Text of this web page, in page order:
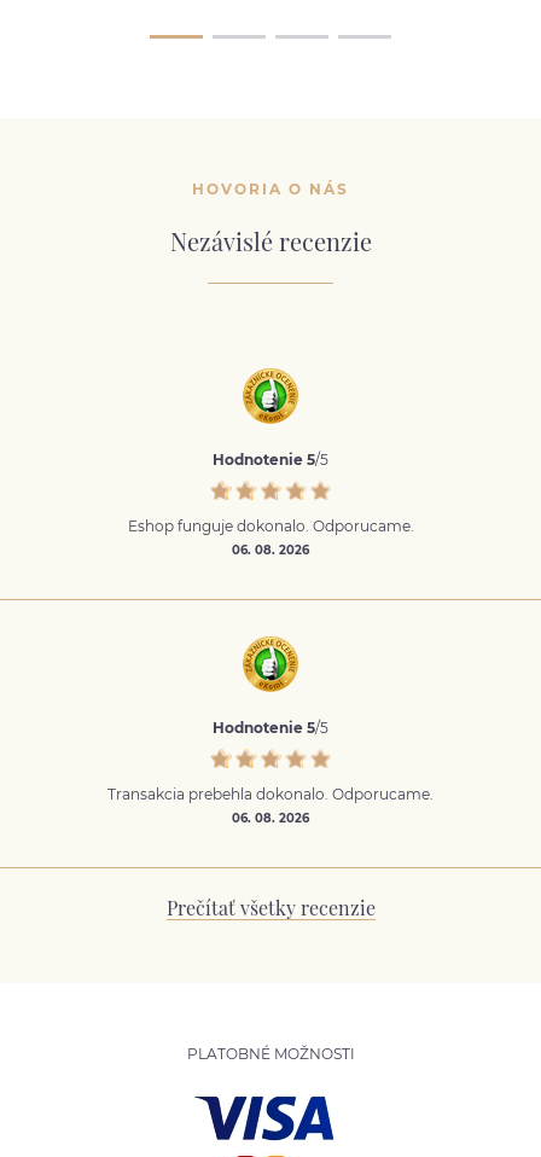
HOVORIA O NÁS
Nezávislé recenzie
Hodnotenie 5/5
Eshop funguje dokonalo. Odporucame.
06. 08. 2026
Hodnotenie 5/5
Transakcia prebehla dokonalo. Odporucame.
06. 08. 2026
Prečítať všetky recenzie
PLATOBNÉ MOŽNOSTI